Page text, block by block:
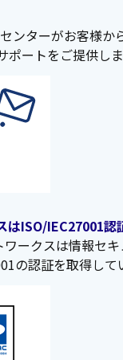
ンターがお客様
ポートをご提供し
はISO/IEC27001認
ークスは情報セ
の認証を取得して